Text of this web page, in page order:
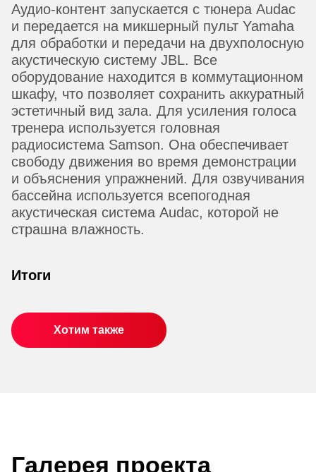
Аудио-контент запускается с тюнера Audac
и передается на микшерный пульт Yamaha
для обработки и передачи на двухполосную
акустическую систему JBL. Все
оборудование находится в коммутационном
шкафу, что позволяет сохранить аккуратный
эстетичный вид зала. Для усиления голоса
тренера используется головная
радиосистема Samson. Она обеспечивает
свободу движения во время демонстрации
и объяснения упражнений. Для озвучивания
бассейна используется всепогодная
акустическая система Audac, которой не
страшна влажность.
Итоги
Хотим также
Галерея проекта